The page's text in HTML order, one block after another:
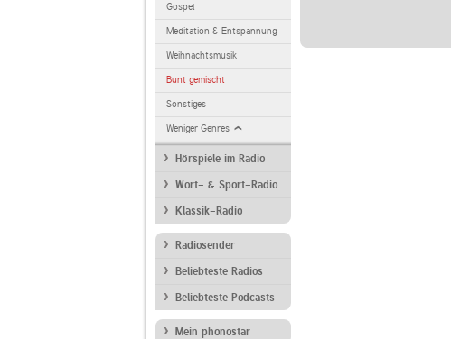
Gospel
Meditation & Entspannung
Weihnachtsmusik
Bunt gemischt
Sonstiges
Weniger Genres
Hörspiele im Radio
Wort- & Sport-Radio
Klassik-Radio
Radiosender
Beliebteste Radios
Beliebteste Podcasts
Mein phonostar